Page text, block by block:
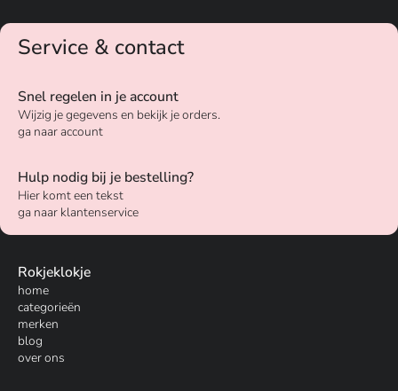
Service & contact
Snel regelen in je account
Wijzig je gegevens en bekijk je orders.
ga naar account
Hulp nodig bij je bestelling?
Hier komt een tekst
ga naar klantenservice
Rokjeklokje
home
categorieën
merken
blog
over ons